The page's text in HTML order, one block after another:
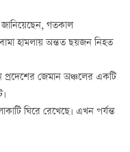
জানিয়েছেন, গতকাল
হামলায় অন্তত ছয়জন নিহত
প্রদেশের জেমান অঞ্চলের একটি
ঘিরে রেখেছে। এখন পর্যন্ত